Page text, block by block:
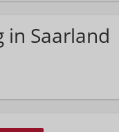
in Saarland